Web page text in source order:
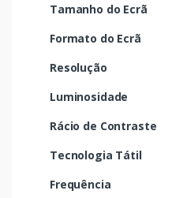
Tamanho do Ecrã
Formato do Ecrã
Resolução
Luminosidade
Rácio de Contraste
Tecnologia Tátil
Frequência